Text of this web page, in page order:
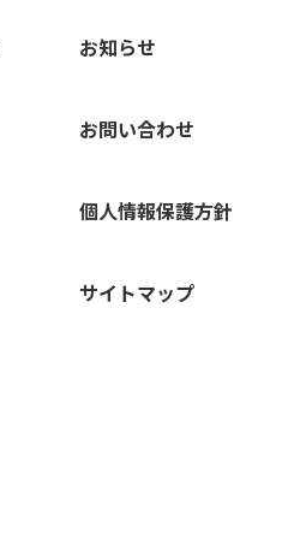
お知らせ
お問い合わせ
個人情報保護方針
サイトマップ